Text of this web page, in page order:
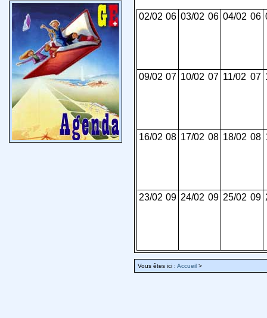
02/02 06 03/02 06 04/02 06
09/02 07 10/02 07 11/02 07
16/02 08 17/02 08 18/02 08
23/02 09 24/02 09 25/02 09
Vous êtes ici : Accueil >